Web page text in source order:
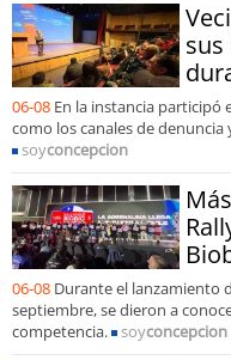
06-08 En la instancia participó
como los canales de
soyconcepcion
06-08 Durante el lanzamiento
septiembre, se dieron a
competencia.
soyconcepcion